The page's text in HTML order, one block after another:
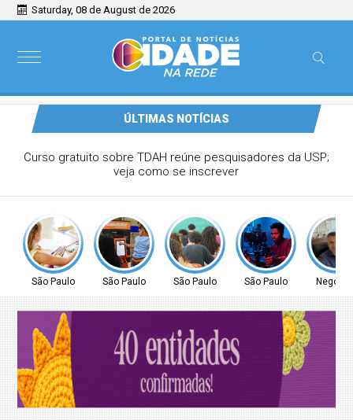
Saturday, 08 de August de 2026
ÚLTIMAS NOTÍCIAS
Sem tempo de ir ao Poupatempo? Veja estações de
Metrô com totens de autoatendimento
São Paulo São Paulo São Paulo São Paulo